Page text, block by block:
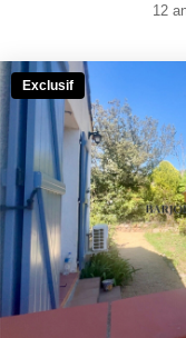
12
Exclusif